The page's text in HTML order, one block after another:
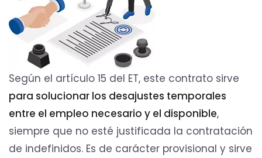
Según el artículo 15 del ET, este contrato sirve
para solucionar los desajustes temporales
entre el empleo necesario y el disponible,
siempre que no esté justificada la contratación
de indefinidos. Es de carácter provisional y sirve